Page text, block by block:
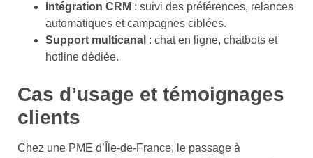
Intégration CRM : suivi des préférences, relances
automatiques et campagnes ciblées.
Support multicanal : chat en ligne, chatbots et
hotline dédiée.
Cas d’usage et témoignages
clients
Chez une PME d’Île-de-France, le passage à